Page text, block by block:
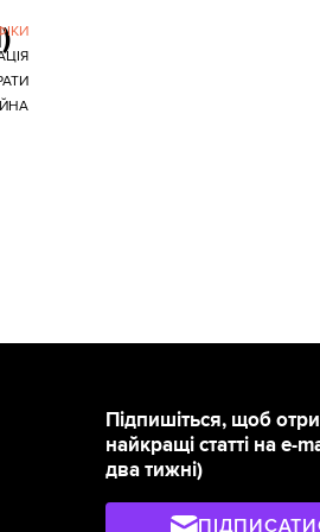
Підпишіться, щоб
найкращі статті на e-
два тижні)